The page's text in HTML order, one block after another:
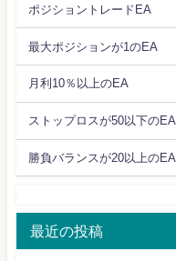
ポジショントレードEA
最大ポジションが1のEA
月利10％以上のEA
ストップロスが50以下のEA
勝負バランスが20以上のEA
最近の投稿